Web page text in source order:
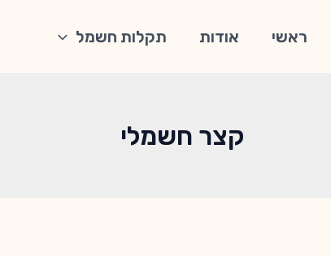
ראשי אודות תקלות חשמל
קצר חשמלי